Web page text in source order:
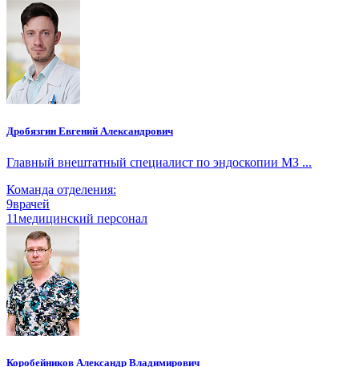
Дробязгин Евгений Александрович
Главный внештатный специалист по эндоскопии МЗ ...
Команда отделения:
9врачей
11медицинский персонал
Коробейников Александр Владимирович